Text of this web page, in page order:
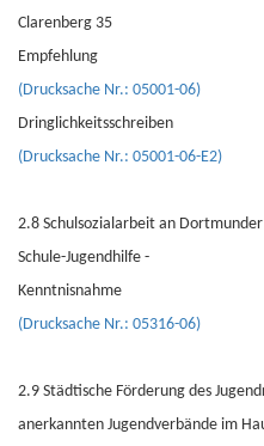
Clarenberg 35
Empfehlung
(Drucksache Nr.: 05001-06)
Dringlichkeitsschreiben
(Drucksache Nr.: 05001-06-E2)
2.8 Schulsozialarbeit an
Schule-Jugendhilfe -
Kenntnisnahme
(Drucksache Nr.: 05316-06)
2.9 Städtische Förderung des
anerkannten Jugendverbände im